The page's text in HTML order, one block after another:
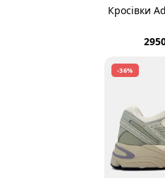
Кросівки
-36%